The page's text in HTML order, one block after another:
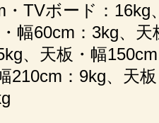
・TVボード：
幅60cm：3kg、
、天板・幅
210cm：9kg、天